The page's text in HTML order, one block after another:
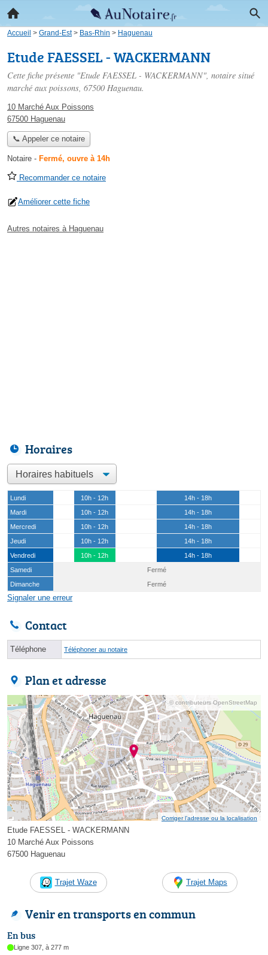
Accueil > Grand-Est> Bas-Rhin > Haguenau
Etude FAESSEL - WACKERMANN
Cette fiche présente "Etude FAESSEL - WACKERMANN", notaire situé
marché aux poissons, 67500 Haguenau.
10 Marché Aux Poissons
67500 Haguenau
📞 Appeler ce notaire
Notaire - Fermé, ouvre à 14h
Recommander ce notaire
Améliorer cette fiche
Autres notaires à Haguenau
Horaires
Lundi 10h - 12h
14h - 18h
Mardi
10h - 12h
14h - 18h
Mercredi
10h - 12h
14h - 18h
Jeudi
10h - 12h
14h - 18h
Vendredi
10h - 12h
14h - 18h
Samedi
Fermé
Dimanche
Fermé
Signaler une erreur
Contact
Téléphone Téléphoner au notaire
Plan et adresse
© contributeurs OpenStreetMap
Corriger l’adresse ou la localisation
Etude FAESSEL - WACKERMANN
10 Marché Aux Poissons
67500 Haguenau
Trajet Waze Trajet Maps
Venir en transports en commun
En bus
Ligne 307, à 277 m